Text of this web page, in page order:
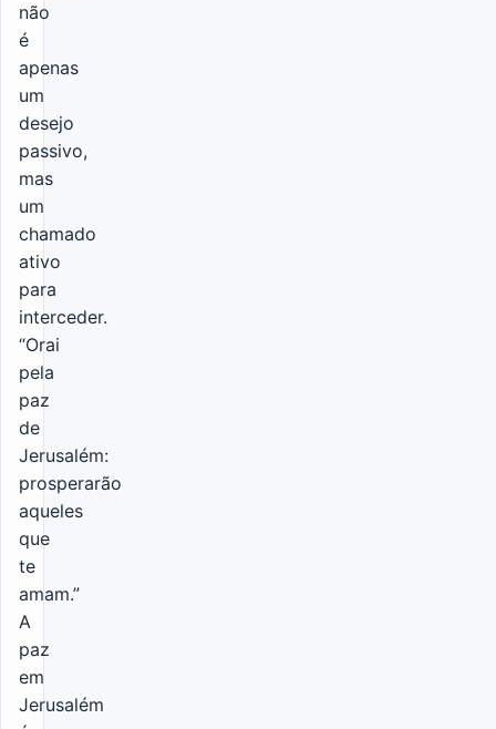
não
é
apenas
um
desejo
passivo,
mas
um
chamado
ativo
para
interceder.
“Orai
pela
paz
de
Jerusalém:
prosperarão
aqueles
que
te
amam.”
A
paz
em
Jerusalém